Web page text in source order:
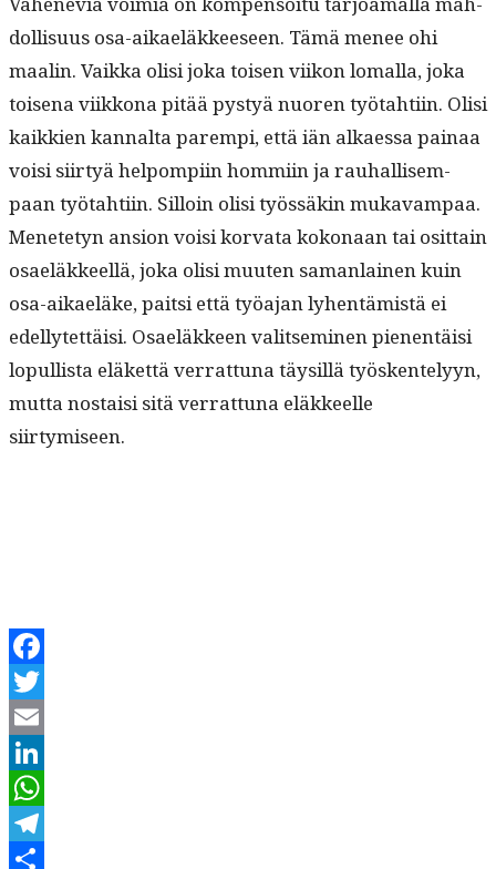
dol­lisu­us osa-aikaeläk­­keeseen. Tämä menee ohi
maalin. Vaik­ka olisi joka toisen viikon loma­l­la, joka
toise­na viikkona pitää pystyä nuoren työ­tahti­in. Olisi
kaikkien kannal­ta parem­pi, että iän alka­es­sa painaa
voisi siir­tyä helpom­pi­in hom­mi­in ja rauhal­lisem­
paan työ­tahti­in. Sil­loin olisi työssäkin mukavam­paa.
Menete­tyn ansion voisi kor­va­ta kokon­aan tai osit­tain
osaeläk­keel­lä, joka olisi muuten saman­lainen kuin
osa-aikaeläke, pait­si että työa­jan lyhen­tämistä ei
edel­lytet­täisi. Osaeläk­keen val­it­sem­i­nen pienen­täisi
lop­ullista eläket­tä ver­rat­tuna täysil­lä työsken­te­lyyn,
mut­ta nos­taisi sitä ver­rat­tuna eläk­keelle
siirtymiseen.
Facebook
Twitter
Email
LinkedIn
WhatsApp
Telegram